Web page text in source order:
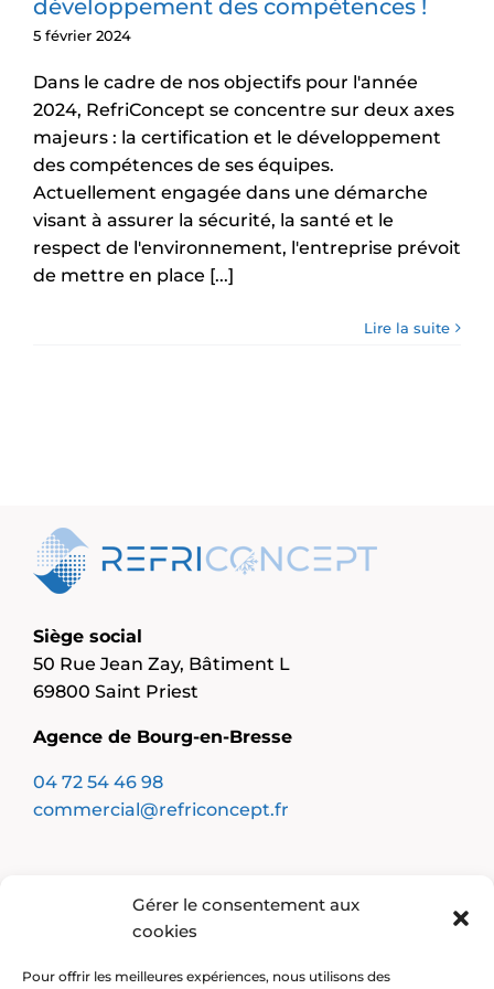
Gérer le consentement aux
cookies
Pour offrir les meilleures expériences, nous utilisons des
développement des compétences !
5 février 2024
Dans le cadre de nos objectifs pour l'année
2024, RefriConcept se concentre sur deux axes
majeurs : la certification et le développement
des compétences de ses équipes.
Actuellement engagée dans une démarche
visant à assurer la sécurité, la santé et le
respect de l'environnement, l'entreprise prévoit
de mettre en place [...]
Lire la suite
Siège social
50 Rue Jean Zay, Bâtiment L
69800 Saint Priest
Agence de Bourg-en-Bresse
04 72 54 46 98
commercial@refriconcept.fr
Froid industriel
Climatisation
Cuisine professionnelle